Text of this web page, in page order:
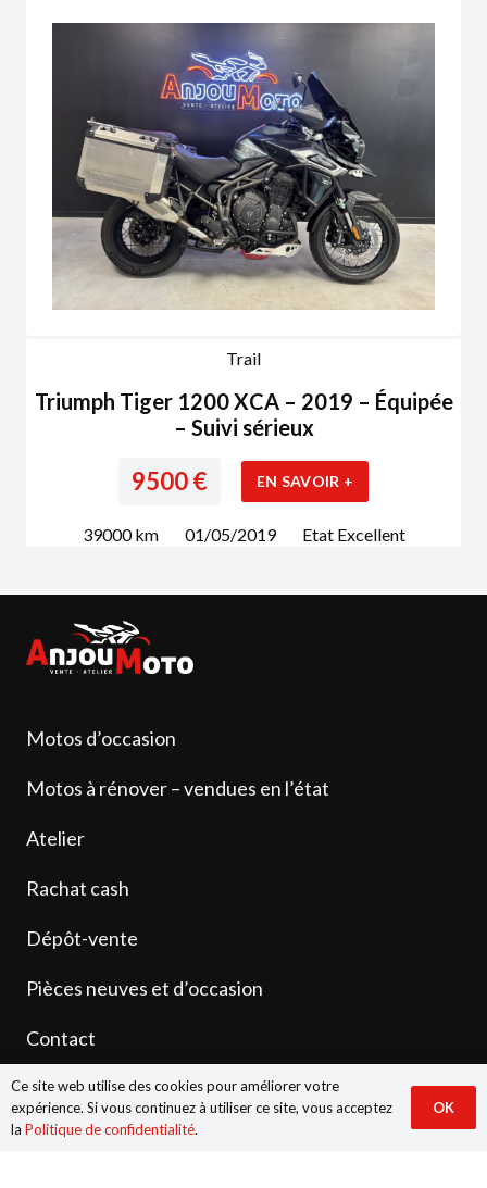
Trail
Triumph Tiger 1200 XCA – 2019 – Équipée
– Suivi sérieux
9500€ EN SAVOIR +
39000km 01/05/2019 Etat Excellent
Motos d’occasion
Motos à rénover – vendues en l’état
Atelier
Rachat cash
Dépôt-vente
Pièces neuves et d’occasion
Contact
Ce site web utilise des cookies pour améliorer votre
expérience. Si vous continuez à utiliser ce site, vous acceptez
la Politique de confidentialité.
OK